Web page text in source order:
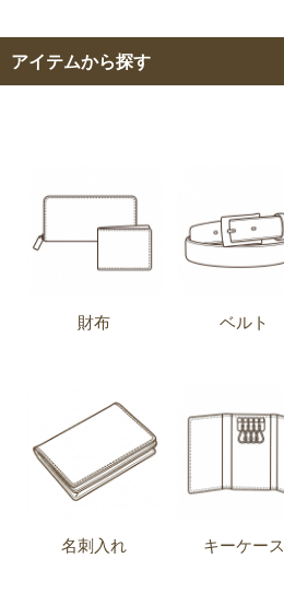
アイテムから探す
財布 ベルト
名刺入れ キーケース